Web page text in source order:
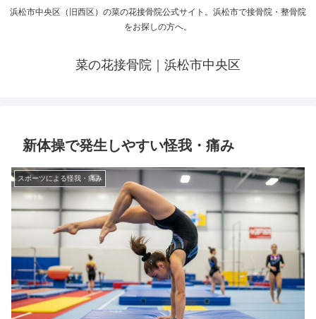
浜松市中央区（旧西区）の菜の花接骨院公式サイト。浜松市で接骨院・整骨院
をお探しの方へ。
菜の花接骨院｜浜松市中央区
新体操で発生しやすい怪我・痛み
スポーツによる怪我・痛み